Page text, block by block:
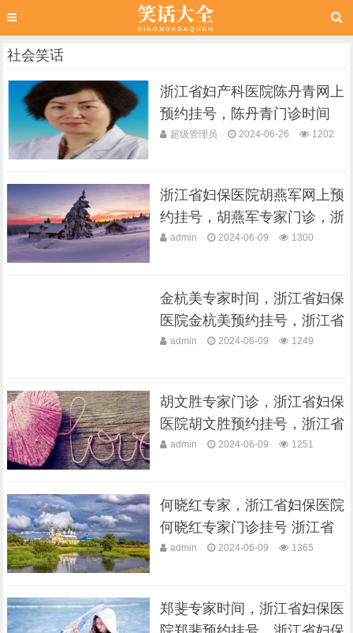
社会笑话
浙江省妇产科医院陈丹青网上
预约挂号，陈丹青门诊时间
，浙江省妇···
超级管理员 2024-06-26 1202
浙江省妇保医院胡燕军网上预
约挂号，胡燕军专家门诊，浙
江省妇保···
admin 2024-06-09 1300
金杭美专家时间，浙江省妇保
医院金杭美预约挂号，浙江省
妇保医院···
admin 2024-06-09 1249
胡文胜专家门诊，浙江省妇保
医院胡文胜预约挂号，浙江省
妇保医院···
admin 2024-06-09 1251
何晓红专家，浙江省妇保医院
何晓红专家门诊挂号 浙江省
妇保医院···
admin 2024-06-09 1365
郑斐专家时间，浙江省妇保医